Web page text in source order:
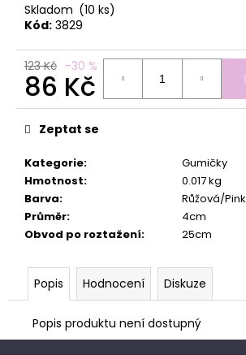
Skladom (10 ks)
Kód: 3829
123 Kč –30 %
86 Kč
Měrná
cena:
Kategorie:
Gumičky
Hmotnost:
0.017 kg
Barva:
Růžová/Pink
Průměr:
4cm
Obvod po roztažení: 25cm
Zeptat se
Popis Hodnocení Diskuze
Popis produktu není dostupný
p
o
r
u
e
m
e